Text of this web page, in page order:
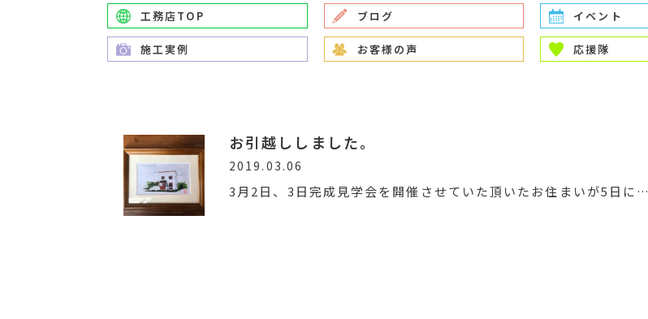
工務店TOP ブログ イベント
施工実例 お客様の声 応援隊
お引越ししました。
2019.03.06
3月2日、3日完成見学会を開催させていた頂いたお住まいが5日に…